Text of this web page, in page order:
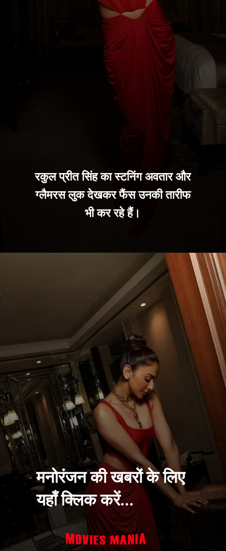
रकुल प्रीत सिंह का स्टनिंग अवतार और
ग्लैमरस लुक देखकर फैंस उनकी तारीफ
भी कर रहे हैं।
मनोरंजन की खबरों के लिए
यहाँ क्लिक करें...